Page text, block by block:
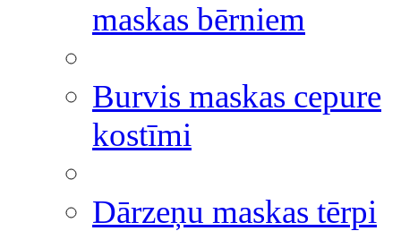
maskas bērniem
Burvis maskas cepure
kostīmi
Dārzeņu maskas tērpi